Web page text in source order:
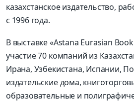
казахстанское издательство,
с 1996 года.
В выставке «Astana Eurasian
участие 70 компаний из
Ирана, Узбекистана, Испании,
издательские дома,
образовательные и